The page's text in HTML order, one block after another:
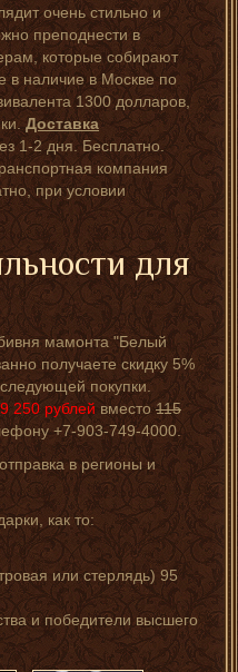
очень стильно и
преподнести в
которые собирают
в наличие в Москве по
1300 долларов,
Доставка
1-2 дня. Бесплатно.
компания
при условии
для
мамонта "Белый
получаете скидку 5%
покупки.
250 рублей вместо115
+7-903-749-4000.
в регионы и
как то:
или стерлядь) 95
и победители высшего